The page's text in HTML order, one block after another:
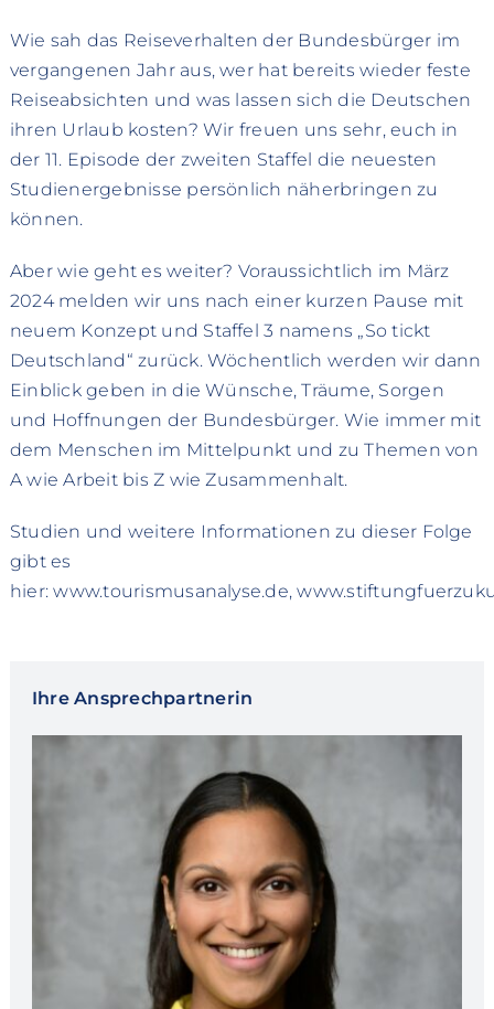
Wie sah das Reiseverhalten der Bundesbürger im
vergangenen Jahr aus, wer hat bereits wieder feste
Reiseabsichten und was lassen sich die Deutschen
ihren Urlaub kosten? Wir freuen uns sehr, euch in
der 11. Episode der zweiten Staffel die neuesten
Studienergebnisse persönlich näherbringen zu
können.
Aber wie geht es weiter? Voraussichtlich im März
2024 melden wir uns nach einer kurzen Pause mit
neuem Konzept und Staffel 3 namens „So tickt
Deutschland“ zurück. Wöchentlich werden wir dann
Einblick geben in die Wünsche, Träume, Sorgen
und Hoffnungen der Bundesbürger. Wie immer mit
dem Menschen im Mittelpunkt und zu Themen von
A wie Arbeit bis Z wie Zusammenhalt.
Studien und weitere Informationen zu dieser Folge
gibt es
hier: www.tourismusanalyse.de,
Ihre Ansprechpartnerin